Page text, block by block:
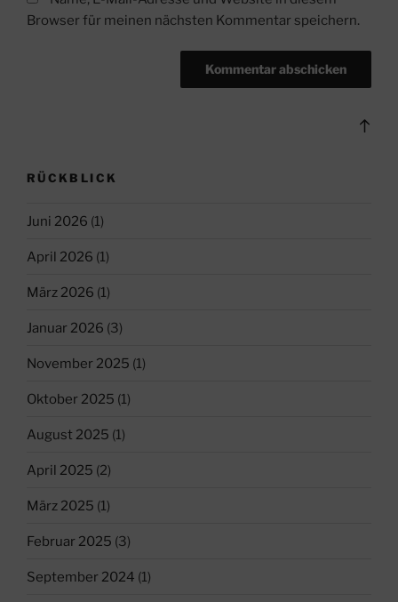
Browser für meinen nächsten Kommentar speichern.
RÜCKBLICK
Juni 2026 (1)
April 2026 (1)
März 2026 (1)
Januar 2026 (3)
November 2025 (1)
Oktober 2025 (1)
August 2025 (1)
April 2025 (2)
März 2025 (1)
Februar 2025 (3)
September 2024 (1)